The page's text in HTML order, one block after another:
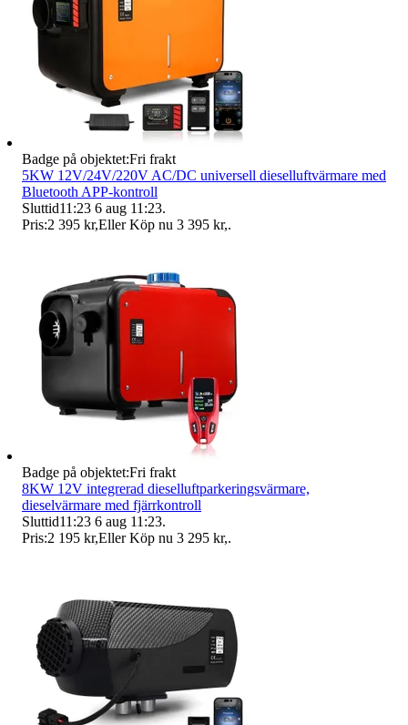
Badge på objektet:Fri frakt
5KW 12V/24V/220V AC/DC universell dieselluftvärmare med
Bluetooth APP-kontroll
Sluttid11:23 6 aug 11:23.
Pris:2 395 kr,Eller Köp nu 3 395 kr,.
Badge på objektet:Fri frakt
8KW 12V integrerad dieselluftparkeringsvärmare,
dieselvärmare med fjärrkontroll
Sluttid11:23 6 aug 11:23.
Pris:2 195 kr,Eller Köp nu 3 295 kr,.